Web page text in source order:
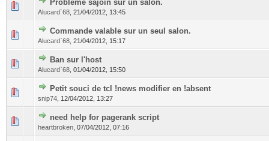
Problème sajoin sur un salon.
Alucard`68 21/04/2012, 13:45
Commande valable sur un seul salon.
Alucard`68 21/04/2012, 15:17
Ban sur l'host
Alucard`68 01/04/2012, 15:50
Petit souci de tcl !news modifier en !absent
snip74 12/04/2012, 13:27
need help for pagerank script
heartbroken 07/04/2012, 07:16